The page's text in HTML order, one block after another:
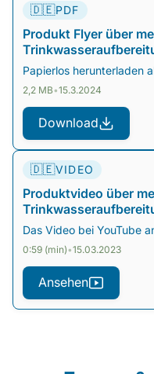
🇩🇪PDF
Produkt Flyer über
Papierlos herunterladen
2,2 MB•15.3.2024
Download
🇩🇪VIDEO
Produktvideo über
Das Video bei YouTube
0:59 (min)•15.03.2023
Ansehen